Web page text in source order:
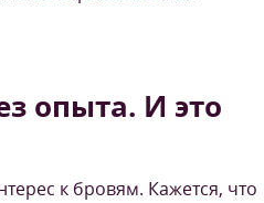
опыта. И это
к бровям. Кажется, что